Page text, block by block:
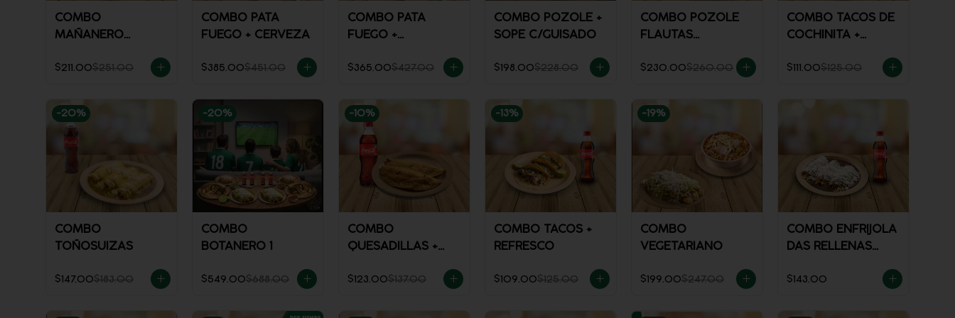
COMBO
MAÑANERO
$211.00$251.00
COMBO PATA
FUEGO + CERVEZA
$385.00$451.00
COMBO PATA
FUEGO +
$365.00$427.00
COMBO POZOLE +
SOPE C/GUISADO
$198.00$228.00
COMBO POZOLE
FLAUTAS
$230.00$260.00
COMBO TACOS DE
COCHINITA +
$111.00$125.00
-20%
COMBO
TOÑOSUIZAS
$147.00$183.00
-20%
COMBO
BOTANERO 1
$549.00$688.00
-10%
COMBO
QUESADILLAS +
$123.00$137.00
-13%
COMBO TACOS +
REFRESCO
$109.00$125.00
-19%
COMBO
VEGETARIANO
$199.00$247.00
COMBO ENFRIJOLA
DAS RELLENAS
REFRESCO
$143.00